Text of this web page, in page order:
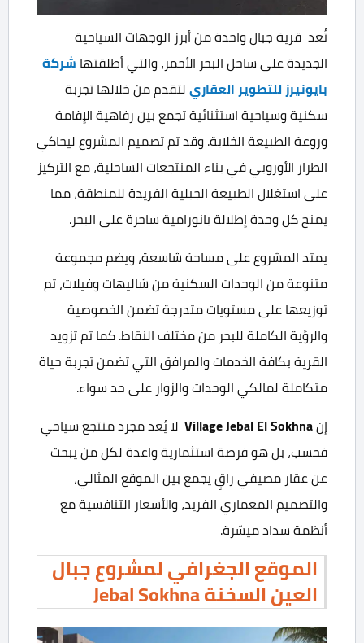
تُعد قرية جبال واحدة من أبرز الوجهات السياحية
الجديدة على ساحل البحر الأحمر، والتي أطلقتها شركة
بايونيرز للتطوير العقاريلتقدم من خلالها تجربة
سكنية وسياحية استثنائية تجمع بين رفاهية الإقامة
وروعة الطبيعة الخلابة. وقد تم تصميم المشروع ليحاكي
الطراز الأوروبي في بناء المنتجعات الساحلية، مع التركيز
على استغلال الطبيعة الجبلية الفريدة للمنطقة، مما
يمنح كل وحدة إطلالة بانورامية ساحرة على البحر.
يمتد المشروع على مساحة شاسعة، ويضم مجموعة
متنوعة من الوحدات السكنية من شاليهات وفيلات، تم
توزيعها على مستويات متدرجة تضمن الخصوصية
والرؤية الكاملة للبحر من مختلف النقاط. كما تم تزويد
القرية بكافة الخدمات والمرافق التي تضمن تجربة حياة
متكاملة لمالكي الوحدات والزوار على حد سواء.
إنVillage Jebal El Sokhna لا يُعد مجرد منتجع سياحي
فحسب، بل هو فرصة استثمارية واعدة لكل من يبحث
عن عقار مصيفي راقٍ يجمع بين الموقع المثالي،
والتصميم المعماري الفريد، والأسعار التنافسية مع
أنظمة سداد ميسّرة.
الموقع الجغرافي لمشروع جبال
العين السخنة Jebal Sokhna